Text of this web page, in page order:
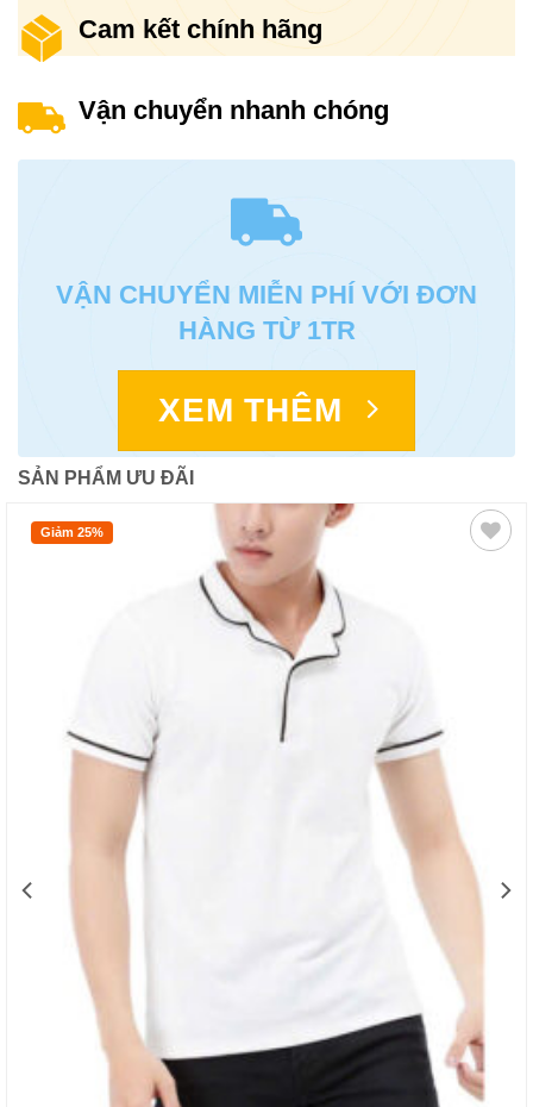
Cam kết chính hãng
Vận chuyển nhanh chóng
VẬN CHUYỂN MIỄN PHÍ VỚI ĐƠN
HÀNG TỪ 1TR
XEM THÊM
SẢN PHẨM ƯU ĐÃI
Giảm 25%